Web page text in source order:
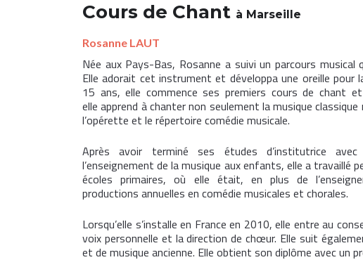
Cours de Chant à Marseille
Rosanne LAUT
Née aux Pays-Bas, Rosanne a suivi un parcours musical
Elle adorait cet instrument et développa une oreille pour
15 ans, elle commence ses premiers cours de chant
elle apprend à chanter non seulement la musique
l’opérette et le répertoire comédie musicale.
Après avoir terminé ses études d’institutrice
l’enseignement de la musique aux enfants, elle a travaillé
écoles primaires, où elle était, en plus de
productions annuelles en comédie musicales et chorales.
Lorsqu’elle s’installe en France en 2010, elle entre au
voix personnelle et la direction de chœur. Elle suit
et de musique ancienne. Elle obtient son diplôme avec un